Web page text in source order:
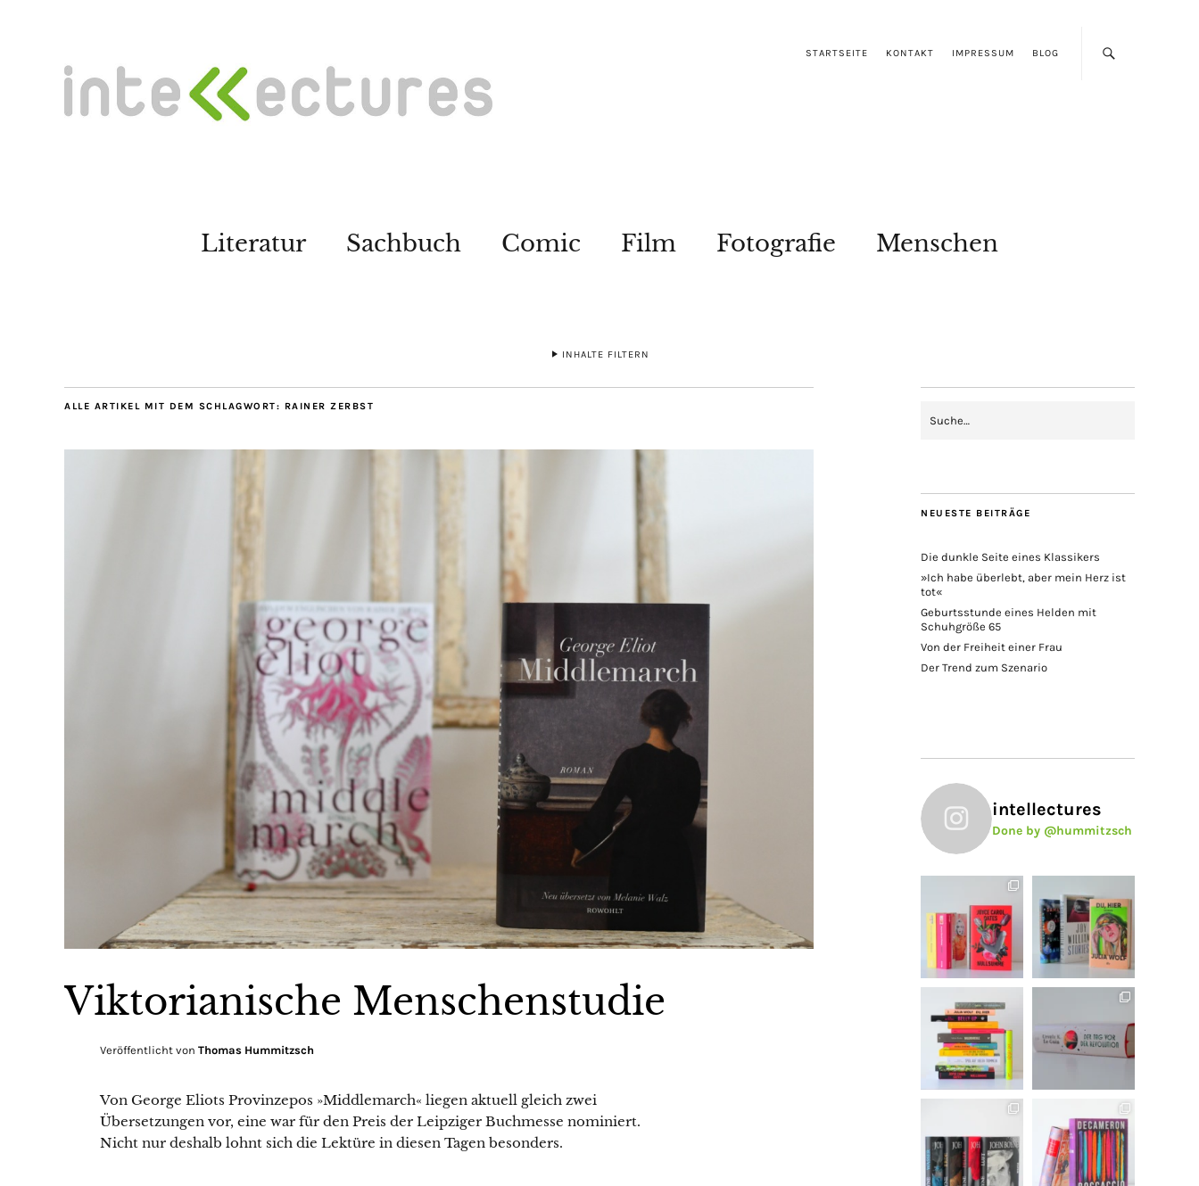
STARTSEITE KONTAKT IMPRESSUM BLOG
Literatur Sachbuch Comic Film Fotografie Menschen
INHALTE FILTERN
ALLE ARTIKEL MIT DEM SCHLAGWORT: RAINER ZERBST
Viktorianische Menschenstudie
Veröffentlicht von Thomas Hummitzsch
Von George Eliots Provinzepos »Middlemarch« liegen aktuell gleich zwei
Übersetzungen vor, eine war für den Preis der Leipziger Buchmesse nominiert.
Nicht nur deshalb lohnt sich die Lektüre in diesen Tagen besonders.
NEUESTE BEITRÄGE
Die dunkle Seite eines Klassikers
»Ich habe überlebt, aber mein Herz ist
tot«
Geburtsstunde eines Helden mit
Schuhgröße 65
Von der Freiheit einer Frau
Der Trend zum Szenario
intellectures
Done by @hummitzsch